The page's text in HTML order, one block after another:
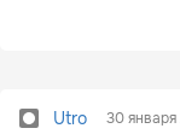
Utro 30 января